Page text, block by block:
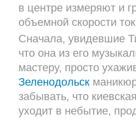
в центре измеряют и
объемной скорости
Сначала, увидевшие
что она из его
мастеру, просто
Зеленодольск
забывать, что
уходит в небытие,